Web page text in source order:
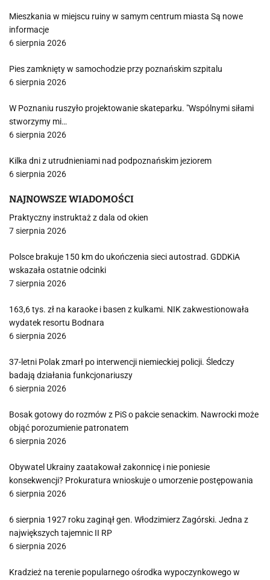
Mieszkania w miejscu ruiny w samym centrum miasta Są nowe
informacje
6 sierpnia 2026
Pies zamknięty w samochodzie przy poznańskim szpitalu
6 sierpnia 2026
W Poznaniu ruszyło projektowanie skateparku. "Wspólnymi siłami
stworzymy mi…
6 sierpnia 2026
Kilka dni z utrudnieniami nad podpoznańskim jeziorem
6 sierpnia 2026
NAJNOWSZE WIADOMOŚCI
Praktyczny instruktaż z dala od okien
7 sierpnia 2026
Polsce brakuje 150 km do ukończenia sieci autostrad. GDDKiA
wskazała ostatnie odcinki
7 sierpnia 2026
163,6 tys. zł na karaoke i basen z kulkami. NIK zakwestionowała
wydatek resortu Bodnara
6 sierpnia 2026
37-letni Polak zmarł po interwencji niemieckiej policji. Śledczy
badają działania funkcjonariuszy
6 sierpnia 2026
Bosak gotowy do rozmów z PiS o pakcie senackim. Nawrocki może
objąć porozumienie patronatem
6 sierpnia 2026
Obywatel Ukrainy zaatakował zakonnicę i nie poniesie
konsekwencji? Prokuratura wnioskuje o umorzenie postępowania
6 sierpnia 2026
6 sierpnia 1927 roku zaginął gen. Włodzimierz Zagórski. Jedna z
największych tajemnic II RP
6 sierpnia 2026
Kradzież na terenie popularnego ośrodka wypoczynkowego w